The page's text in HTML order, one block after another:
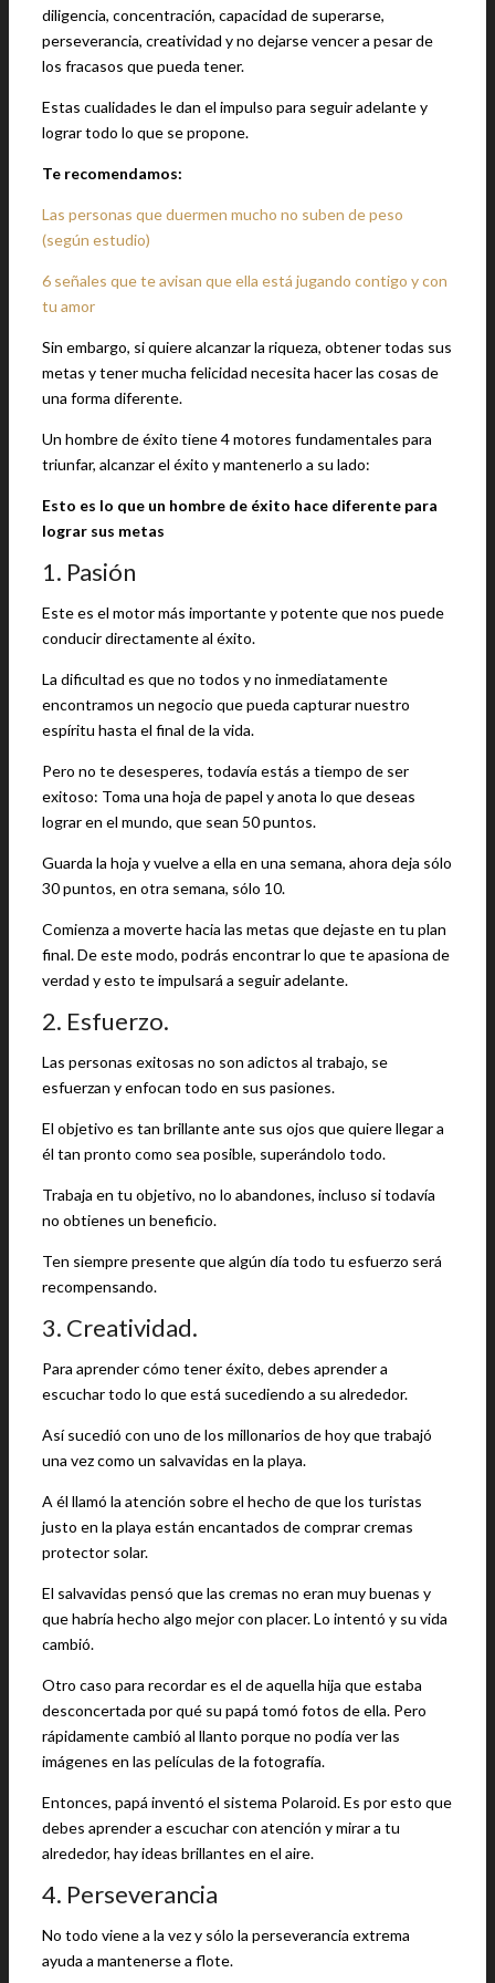
diligencia, concentración, capacidad de superarse,
perseverancia, creatividad y no dejarse vencer a pesar de
los fracasos que pueda tener.
Estas cualidades le dan el impulso para seguir adelante y
lograr todo lo que se propone.
Te recomendamos:
Las personas que duermen mucho no suben de peso
(según estudio)
6 señales que te avisan que ella está jugando contigo y con
tu amor
Sin embargo, si quiere alcanzar la riqueza, obtener todas sus
metas y tener mucha felicidad necesita hacer las cosas de
una forma diferente.
Un hombre de éxito tiene 4 motores fundamentales para
triunfar, alcanzar el éxito y mantenerlo a su lado:
Esto es lo que un hombre de éxito hace diferente para
lograr sus metas
1. Pasión
Este es el motor más importante y potente que nos puede
conducir directamente al éxito.
La dificultad es que no todos y no inmediatamente
encontramos un negocio que pueda capturar nuestro
espíritu hasta el final de la vida.
Pero no te desesperes, todavía estás a tiempo de ser
exitoso: Toma una hoja de papel y anota lo que deseas
lograr en el mundo, que sean 50 puntos.
Guarda la hoja y vuelve a ella en una semana, ahora deja sólo
30 puntos, en otra semana, sólo 10.
Comienza a moverte hacia las metas que dejaste en tu plan
final. De este modo, podrás encontrar lo que te apasiona de
verdad y esto te impulsará a seguir adelante.
2. Esfuerzo.
Las personas exitosas no son adictos al trabajo, se
esfuerzan y enfocan todo en sus pasiones.
El objetivo es tan brillante ante sus ojos que quiere llegar a
él tan pronto como sea posible, superándolo todo.
Trabaja en tu objetivo, no lo abandones, incluso si todavía
no obtienes un beneficio.
Ten siempre presente que algún día todo tu esfuerzo será
recompensando.
3. Creatividad.
Para aprender cómo tener éxito, debes aprender a
escuchar todo lo que está sucediendo a su alrededor.
Así sucedió con uno de los millonarios de hoy que trabajó
una vez como un salvavidas en la playa.
A él llamó la atención sobre el hecho de que los turistas
justo en la playa están encantados de comprar cremas
protector solar.
El salvavidas pensó que las cremas no eran muy buenas y
que habría hecho algo mejor con placer. Lo intentó y su vida
cambió.
Otro caso para recordar es el de aquella hija que estaba
desconcertada por qué su papá tomó fotos de ella. Pero
rápidamente cambió al llanto porque no podía ver las
imágenes en las películas de la fotografía.
Entonces, papá inventó el sistema Polaroid. Es por esto que
debes aprender a escuchar con atención y mirar a tu
alrededor, hay ideas brillantes en el aire.
4. Perseverancia
No todo viene a la vez y sólo la perseverancia extrema
ayuda a mantenerse a flote.